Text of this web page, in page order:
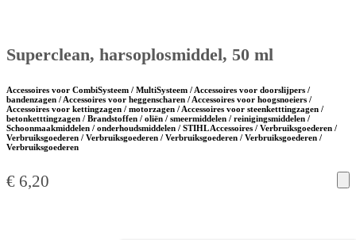
Superclean, harsoplosmiddel, 50 ml
Accessoires voor CombiSysteem / MultiSysteem / Accessoires voor doorslijpers /
bandenzagen / Accessoires voor heggenscharen / Accessoires voor hoogsnoeiers /
Accessoires voor kettingzagen / motorzagen / Accessoires voor steenketttingzagen /
betonketttingzagen / Brandstoffen / oliën / smeermiddelen / reinigingsmiddelen /
Schoonmaakmiddelen / onderhoudsmiddelen / STIHL Accessoires / Verbruiksgoederen /
Verbruiksgoederen / Verbruiksgoederen / Verbruiksgoederen / Verbruiksgoederen /
Verbruiksgoederen
€ 6,20